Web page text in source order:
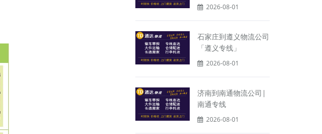
2026-08-01
石家庄到遵义物流公司
「遵义专线」
2026-08-01
济南到南通物流公司|
南通专线
2026-08-01